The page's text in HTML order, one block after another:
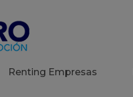
Renting Empresas